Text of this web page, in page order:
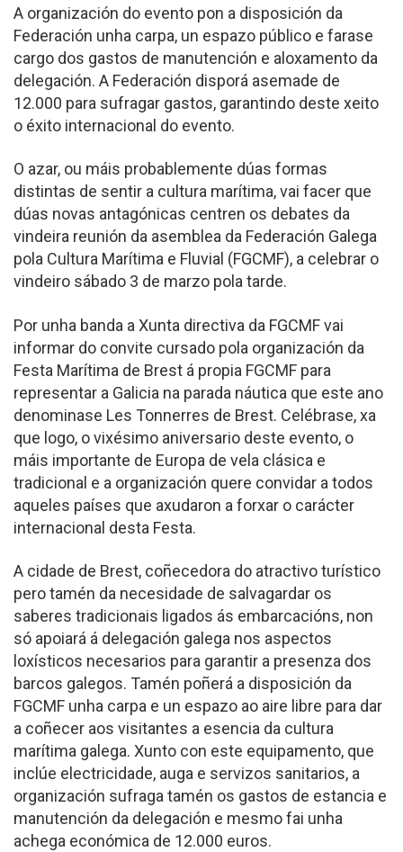
A organización do evento pon a disposición da
Federación unha carpa, un espazo público e farase
cargo dos gastos de manutención e aloxamento da
delegación. A Federación disporá asemade de
12.000 para sufragar gastos, garantindo deste xeito
o éxito internacional do evento.
O azar, ou máis probablemente dúas formas
distintas de sentir a cultura marítima, vai facer que
dúas novas antagónicas centren os debates da
vindeira reunión da asemblea da Federación Galega
pola Cultura Marítima e Fluvial (FGCMF), a celebrar o
vindeiro sábado 3 de marzo pola tarde.
Por unha banda a Xunta directiva da FGCMF vai
informar do convite cursado pola organización da
Festa Marítima de Brest á propia FGCMF para
representar a Galicia na parada náutica que este ano
denominase Les Tonnerres de Brest. Celébrase, xa
que logo, o vixésimo aniversario deste evento, o
máis importante de Europa de vela clásica e
tradicional e a organización quere convidar a todos
aqueles países que axudaron a forxar o carácter
internacional desta Festa.
A cidade de Brest, coñecedora do atractivo turístico
pero tamén da necesidade de salvagardar os
saberes tradicionais ligados ás embarcacións, non
só apoiará á delegación galega nos aspectos
loxísticos necesarios para garantir a presenza dos
barcos galegos. Tamén poñerá a disposición da
FGCMF unha carpa e un espazo ao aire libre para dar
a coñecer aos visitantes a esencia da cultura
marítima galega. Xunto con este equipamento, que
inclúe electricidade, auga e servizos sanitarios, a
organización sufraga tamén os gastos de estancia e
manutención da delegación e mesmo fai unha
achega económica de 12.000 euros.